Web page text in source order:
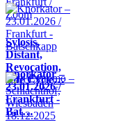
Sylosis,
Distant,
Revocation,
Life Cycle…
Knorkator –
23.01.2026 /
Frankfurt -
Bat…